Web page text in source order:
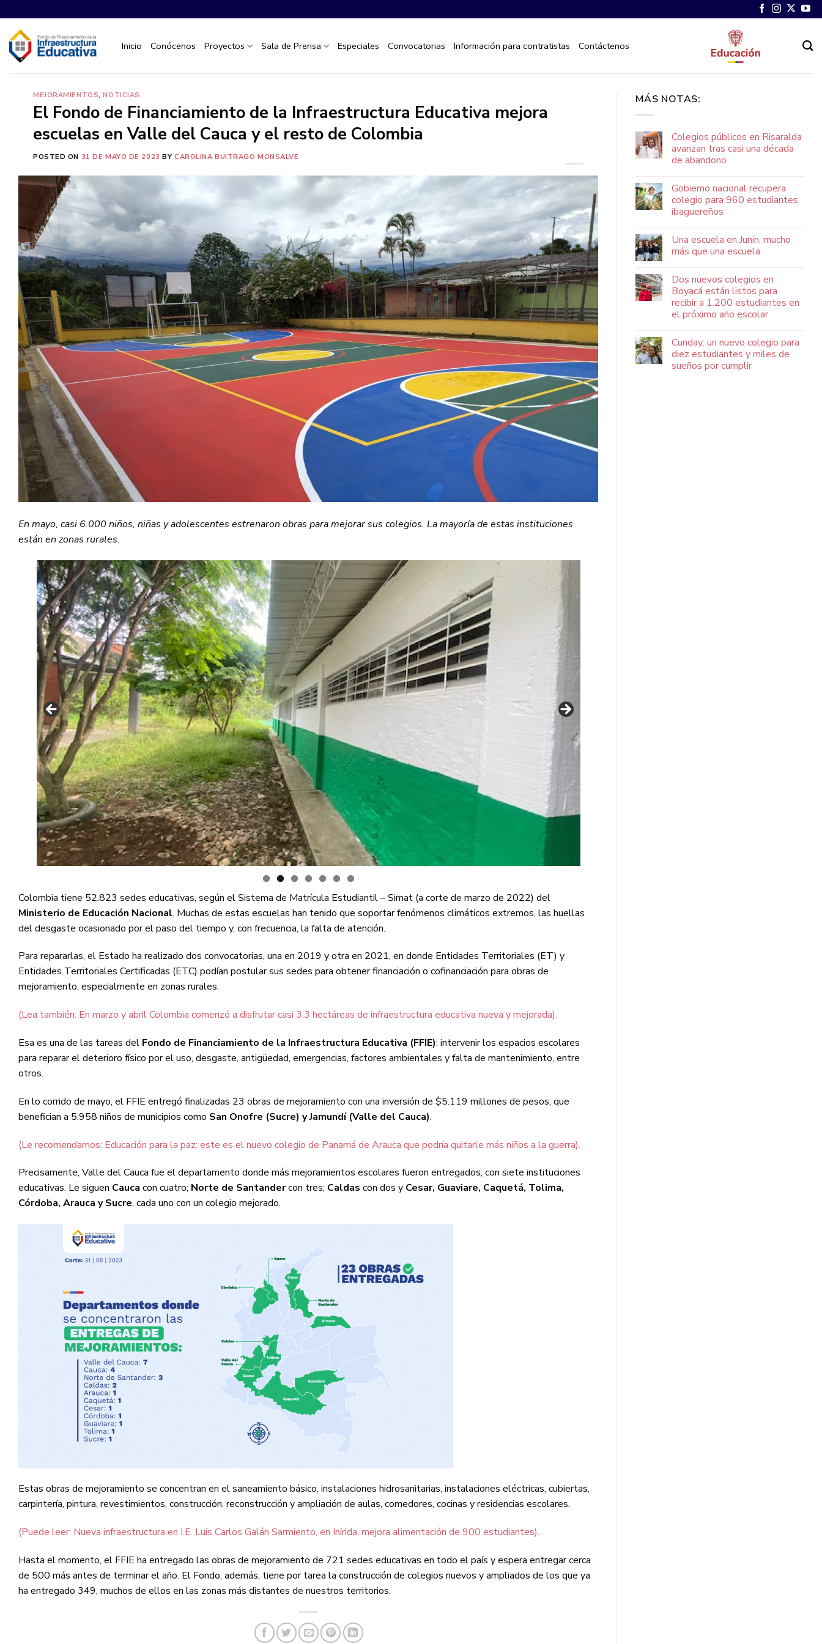
al
contenido
Inicio Conócenos Proyectos Sala de Prensa Especiales Convocatorias Información para contratistas Contáctenos
MEJORAMIENTOS,NOTICIAS
El Fondo de Financiamiento de la Infraestructura Educativa mejora
escuelas en Valle del Cauca y el resto de Colombia
POSTED ON 31 DE MAYO DE 2023 BY CAROLINA BUITRAGO MONSALVE
En mayo, casi 6.000 niños, niñas y adolescentes estrenaron obras para mejorar sus colegios. La mayoría de estas instituciones
están en zonas rurales.
Colombia tiene 52.823 sedes educativas, según el Sistema de Matrícula Estudiantil – Simat (a corte de marzo de 2022) del
Ministerio de Educación Nacional. Muchas de estas escuelas han tenido que soportar fenómenos climáticos extremos, las huellas
del desgaste ocasionado por el paso del tiempo y, con frecuencia, la falta de atención.
Para repararlas, el Estado ha realizado dos convocatorias, una en 2019 y otra en 2021, en donde Entidades Territoriales (ET) y
Entidades Territoriales Certificadas (ETC) podían postular sus sedes para obtener financiación o cofinanciación para obras de
mejoramiento, especialmente en zonas rurales.
(Lea también: En marzo y abril Colombia comenzó a disfrutar casi 3,3 hectáreas de infraestructura educativa nueva y mejorada).
Esa es una de las tareas del Fondo de Financiamiento de la Infraestructura Educativa (FFIE): intervenir los espacios escolares
para reparar el deterioro físico por el uso, desgaste, antigüedad, emergencias, factores ambientales y falta de mantenimiento, entre
otros.
En lo corrido de mayo, el FFIE entregó finalizadas 23 obras de mejoramiento con una inversión de $5.119 millones de pesos, que
benefician a 5.958 niños de municipios como San Onofre (Sucre) y Jamundí (Valle del Cauca).
(Le recomendamos: Educación para la paz: este es el nuevo colegio de Panamá de Arauca que podría quitarle más niños a la guerra).
Precisamente, Valle del Cauca fue el departamento donde más mejoramientos escolares fueron entregados, con siete instituciones
educativas. Le siguen Cauca con cuatro; Norte de Santandercon tres; Caldas con dos y Cesar, Guaviare, Caquetá, Tolima,
Córdoba, Arauca y Sucre, cada uno con un colegio mejorado.
Estas obras de mejoramiento se concentran en el saneamiento básico, instalaciones hidrosanitarias, instalaciones eléctricas, cubiertas,
carpintería, pintura, revestimientos, construcción, reconstrucción y ampliación de aulas, comedores, cocinas y residencias escolares.
(Puede leer: Nueva infraestructura en I.E. Luis Carlos Galán Sarmiento, en Inírida, mejora alimentación de 900 estudiantes).
Hasta el momento, el FFIE ha entregado las obras de mejoramiento de 721 sedes educativas en todo el país y espera entregar cerca
de 500 más antes de terminar el año. El Fondo, además, tiene por tarea la construcción de colegios nuevos y ampliados de los que ya
ha entregado 349, muchos de ellos en las zonas más distantes de nuestros territorios.
MÁS NOTAS:
Colegios públicos en Risaralda
avanzan tras casi una década
de abandono
Gobierno nacional recupera
colegio para 960 estudiantes
ibaguereños
Una escuela en Junín, mucho
más que una escuela
Dos nuevos colegios en
Boyacá están listos para
recibir a 1.200 estudiantes en
el próximo año escolar
Cunday: un nuevo colegio para
diez estudiantes y miles de
sueños por cumplir